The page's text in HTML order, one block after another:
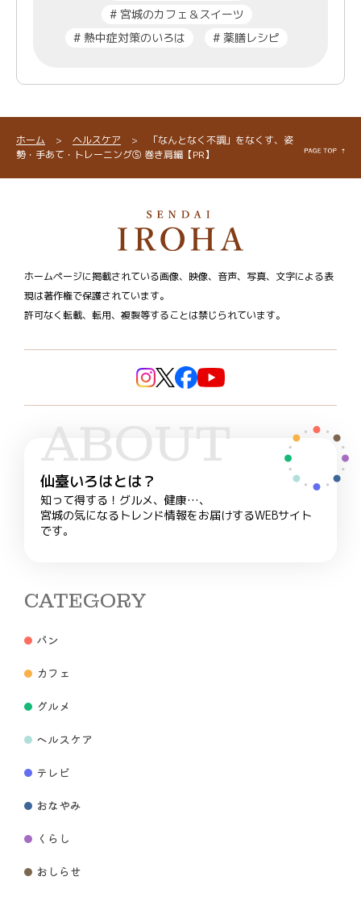
#宮城のカフェ＆スイーツ
# 熱中症対策のいろは # 薬膳レシピ
ホーム > ヘルスケア >
「なんとなく不調」をなくす、姿
勢・手あて・トレーニング⑤ 巻き肩編【PR】
ホームページに掲載されている画像、映像、音声、写真、文字による表
現は著作権で保護されています。
許可なく転載、転用、複製等することは禁じられています。
ABOUT
仙臺いろはとは？
知って得する！グルメ、健康…、
宮城の気になるトレンド情報をお届けするWEBサイト
です。
CATEGORY
パン
カフェ
グルメ
ヘルスケア
テレビ
おなやみ
くらし
おしらせ